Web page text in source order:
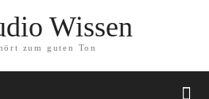
Wissen
zum guten Ton